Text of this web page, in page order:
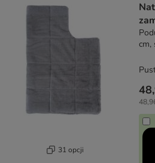
31 opcji
cm,